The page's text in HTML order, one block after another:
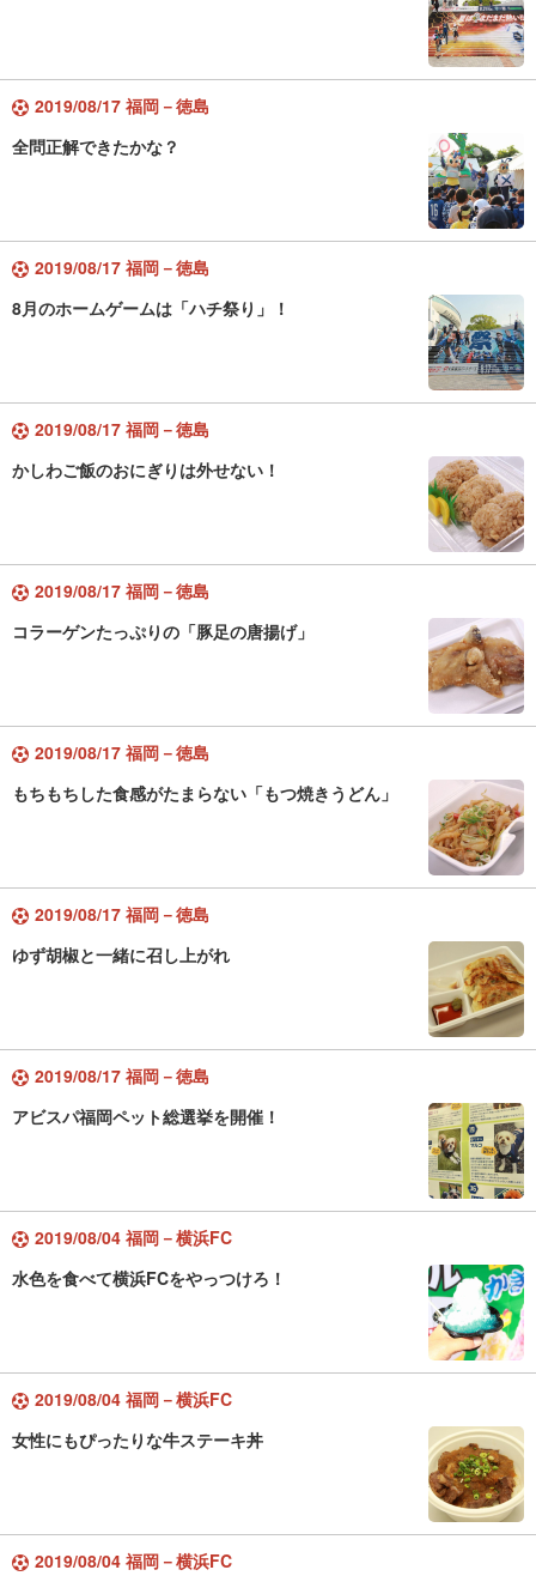
2019/08/17 福岡－徳島
全問正解できたかな？
2019/08/17 福岡－徳島
8月のホームゲームは「ハチ祭り」！
2019/08/17 福岡－徳島
かしわご飯のおにぎりは外せない！
2019/08/17 福岡－徳島
コラーゲンたっぷりの「豚足の唐揚げ」
2019/08/17 福岡－徳島
もちもちした食感がたまらない「もつ焼きうどん」
2019/08/17 福岡－徳島
ゆず胡椒と一緒に召し上がれ
2019/08/17 福岡－徳島
アビスパ福岡ペット総選挙を開催！
2019/08/04 福岡－横浜FC
水色を食べて横浜FCをやっつけろ！
2019/08/04 福岡－横浜FC
女性にもぴったりな牛ステーキ丼
2019/08/04 福岡－横浜FC